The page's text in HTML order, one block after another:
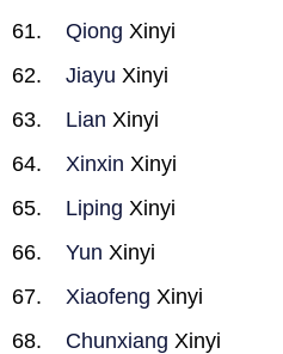
Qiong Xinyi
Jiayu Xinyi
Lian Xinyi
Xinxin Xinyi
Liping Xinyi
Yun Xinyi
Xiaofeng Xinyi
Chunxiang Xinyi